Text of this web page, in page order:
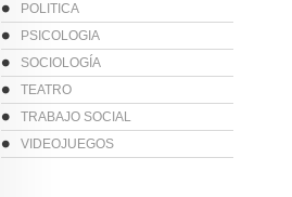
POLITICA
PSICOLOGIA
SOCIOLOGÍA
TEATRO
TRABAJO SOCIAL
VIDEOJUEGOS